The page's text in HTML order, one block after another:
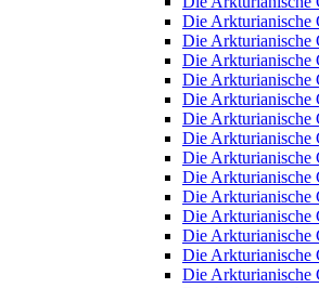
Die Arkturianische
Die Arkturianische
Die Arkturianische
Die Arkturianische
Die Arkturianische
Die Arkturianische
Die Arkturianische
Die Arkturianische
Die Arkturianische
Die Arkturianische
Die Arkturianische
Die Arkturianische
Die Arkturianische
Die Arkturianische